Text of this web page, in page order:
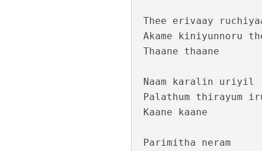
Kulirillam
Thee erivaay
Akame kiniyunnoru
Thaane thaane
Naam karalin uriyil
Palathum thirayum
Kaane kaane
Parimitha neram